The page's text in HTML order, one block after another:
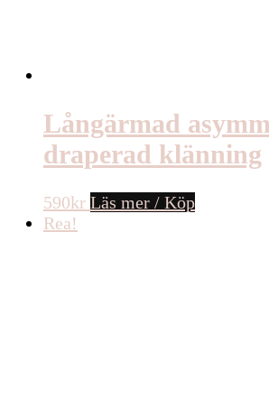
Långärmad
draperad klänning
590kr Läs mer / Köp
Rea!